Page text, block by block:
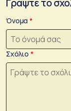
Γράψτε το
Όνομα
Σχόλιο